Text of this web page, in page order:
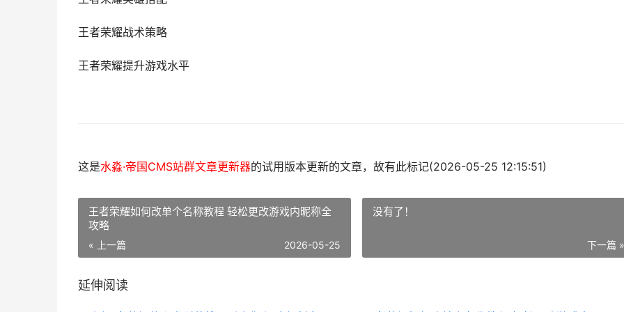
王者荣耀战术策略
王者荣耀提升游戏水平
这是水淼·帝国CMS站群文章更新器的试用版本更新的文章，故有此标记(2026-05-25 12:15:51)
王者荣耀如何改单个名称教程 轻松更改游戏内昵称全
攻略
« 上一篇 2026-05-25
没有了！
下一篇 »
延伸阅读